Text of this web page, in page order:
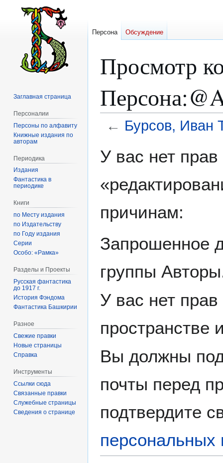
Просмотр
← Бурсов, Иван
У вас нет
причинам:
Запрошенное
группы
У вас нет
пространстве
Вы должны
почты перед
подтвердите
персональных
Персона Обсуждение
Заглавная страница
Персоналии
Персоны по алфавиту
Книжные издания по
авторам
Периодика
Издания
Фантастика в
периодике
Книги
по Месту издания
по Издательству
по Году издания
Серии
Особо: «Рамка»
Разделы и Проекты
Русская фантастика
до 1917 г.
История Фэндома
Фантастика Башкирии
Разное
Свежие правки
Новые страницы
Справка
Инструменты
Ссылки сюда
Связанные правки
Служебные страницы
Сведения о странице